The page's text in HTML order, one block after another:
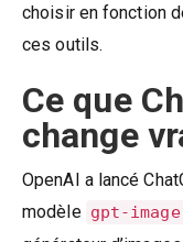
choisir en fonction
ces outils.
Ce que
change
OpenAI a lancé
modèle gpt-